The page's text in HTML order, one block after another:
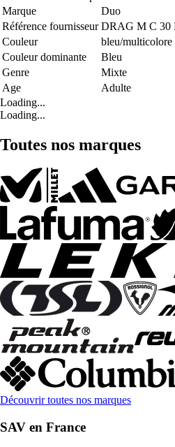
Marque
Duo
Référence fournisseur DRAG M C 30
Couleur
bleu/multicolore
Couleur dominante
Bleu
Genre
Mixte
Age
Adulte
Loading...
Loading...
Toutes nos marques
Découvrir toutes nos marques
SAV en France